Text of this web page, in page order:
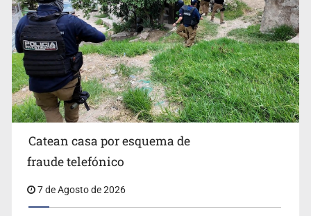
Sheinbaum anticipa más detenciones por caso
Ayotzinapa y promete justicia
Catean casa por esquema de
fraude telefónico
7 de Agosto de 2026